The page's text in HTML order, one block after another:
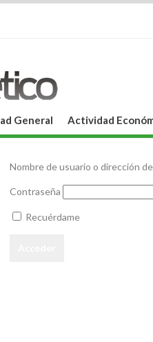
General Actividad
Nombre de usuario o dirección
Contraseña
Recuérdame